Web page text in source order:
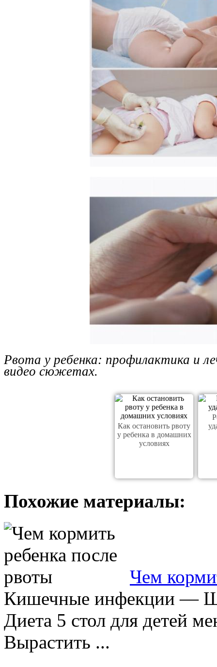
Рвота у ребенка: профилактика и
видео сюжетах.
Как остановить рвоту
у ребенка в домашних
условиях
Похожие материалы:
Чем
Кишечные инфекции —
Диета 5 стол для детей
Вырастить ...